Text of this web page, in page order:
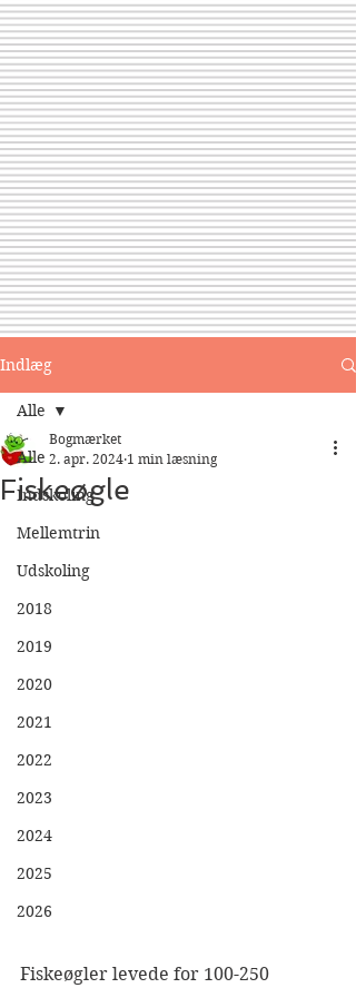
Indlæg
Alle
Indskoling
Mellemtrin
Udskoling
2018
2019
2020
2021
2022
2023
2024
2025
2026
Alle
Fiskeøgle
Bogmærket
2. apr. 2024 1 min læsning
Fiskeøgler levede for 100-250